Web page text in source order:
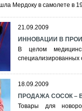
Мердоку в самолете в
21.09.2009
ИННОВАЦИИ В
В целом
специализированных
18.09.2009
ПРОДАЖА СОСОК –
Товары для